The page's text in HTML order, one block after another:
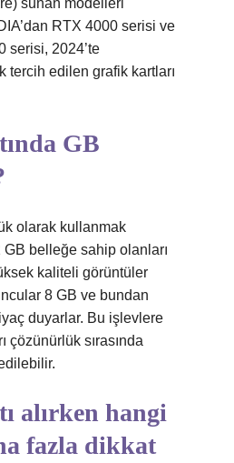
sunan modelleri
RTX 4000 serisi ve
serisi, 2024’te
tercih edilen grafik kartları
GB
olarak kullanmak
belleğe sahip olanları
kaliteli görüntüler
8 GB ve bundan
duyarlar. Bu işlevlere
çözünürlük sırasında
alırken hangi
fazla dikkat